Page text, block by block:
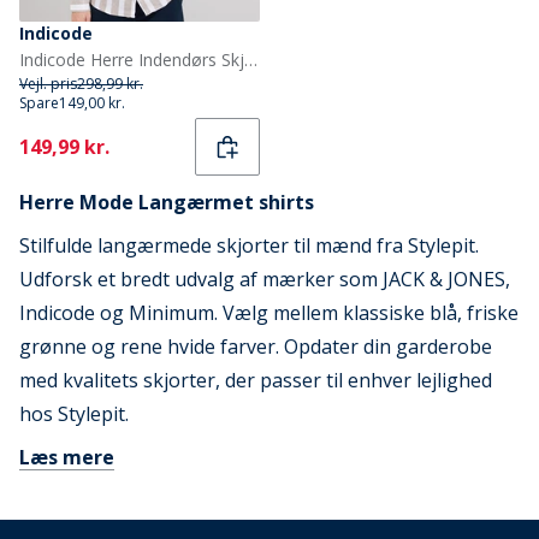
Indicode
Indicode Herre Indendørs Skjorte Covert Green
Vejl. pris298,99 kr.
Spare149,00 kr.
Current
149,99 kr.
Herre Mode Langærmet shirts
Stilfulde langærmede skjorter til mænd fra Stylepit.
Udforsk et bredt udvalg af mærker som JACK & JONES,
Indicode og Minimum. Vælg mellem klassiske blå, friske
grønne og rene hvide farver. Opdater din garderobe
med kvalitets skjorter, der passer til enhver lejlighed
hos Stylepit.
Læs mere